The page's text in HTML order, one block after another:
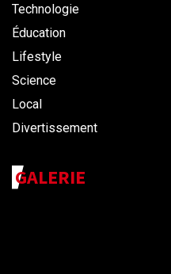
Technologie
Éducation
Lifestyle
Science
Local
Divertissement
GALERIE